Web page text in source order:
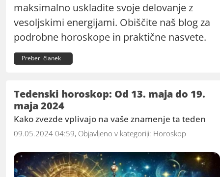
maksimalno uskladite svoje delovanje z
vesoljskimi energijami. Obiščite naš blog za
podrobne horoskope in praktične nasvete.
Preberi članek
Tedenski horoskop: Od 13. maja do 19.
maja 2024
Kako zvezde vplivajo na vaše znamenje ta teden
09.05.2024 04:59, Objavljeno v kategoriji: Horoskop